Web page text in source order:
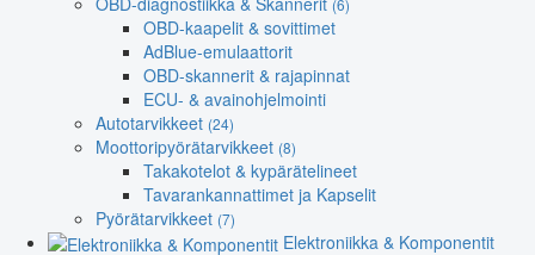
(6)
OBD-kaapelit & sovittimet
AdBlue-emulaattorit
OBD-skannerit & rajapinnat
ECU- & avainohjelmointi
Autotarvikkeet (24)
Moottoripyörätarvikkeet (8)
Takakotelot & kypärätelineet
Tavarankannattimet ja Kapselit
Pyörätarvikkeet (7)
Elektroniikka & Komponentit